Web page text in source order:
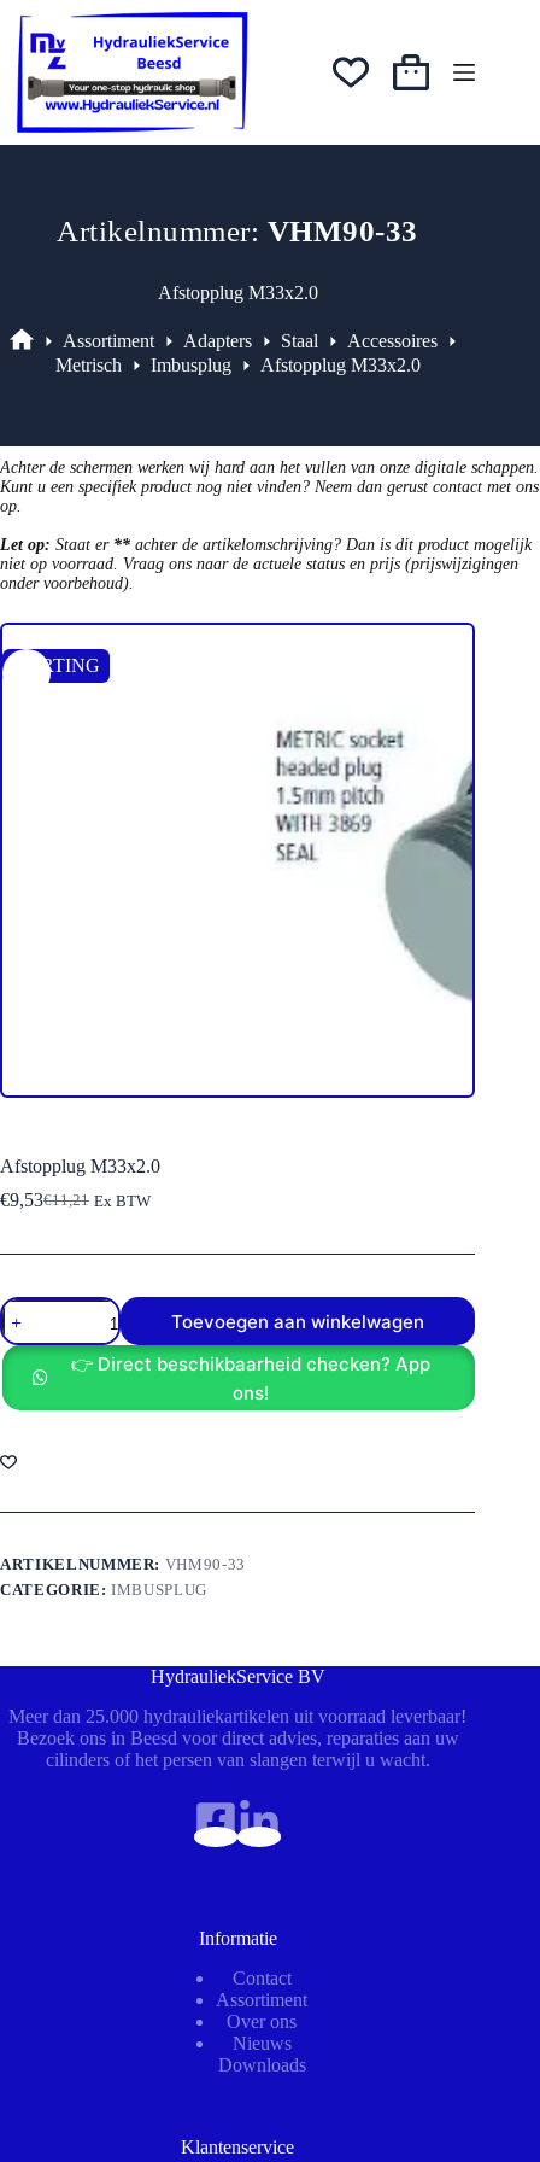
naar
inhoud
was:
€11,21.
€9,53.
Winkelwagen
Artikelnummer: VHM90-33
Afstopplug M33x2.0
Assortiment
Assortiment Adapters Staal
Accessoires
Metrisch
Imbusplug Afstopplug M33x2.0
Achter de schermen werken wij hard aan het vullen van onze digitale schappen.
Kunt u een specifiek product nog niet vinden? Neem dan gerust contact met ons
op.
Let op: Staat er ** achter de artikelomschrijving? Dan is dit product mogelijk
niet op voorraad. Vraag ons naar de actuele status en prijs (prijswijzigingen
onder voorbehoud).
KORTING
Afstopplug M33x2.0
€11,21
Oorspronkelijke
was:
€9,53Huidige
is:
Ex BTW
Afstopplug
M33x2.0
aantal
Toevoegen aan winkelwagen
👉 Direct beschikbaarheid checken? App
ons!
ARTIKELNUMMER: VHM90-33
CATEGORIE:IMBUSPLUG
HydrauliekService BV
Meer dan 25.000 hydrauliekartikelen uit voorraad leverbaar!
Bezoek ons in Beesd voor direct advies, reparaties aan uw
cilinders of het persen van slangen terwijl u wacht.
Informatie
Contact
Assortiment
Over ons
Nieuws
Downloads
Klantenservice